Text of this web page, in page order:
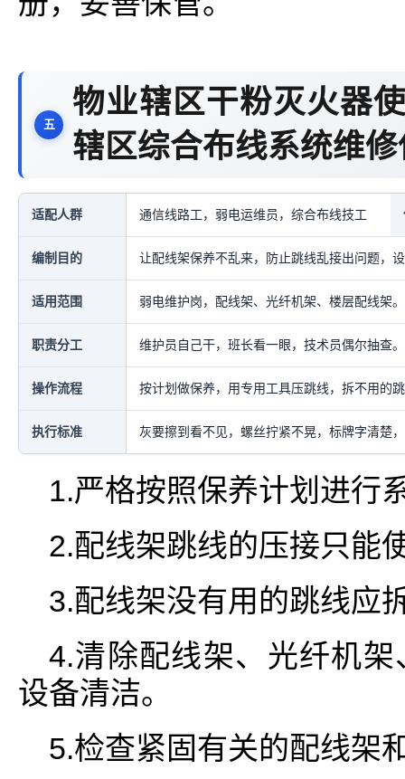
物业辖区干粉灭火器
辖区综合布线系统维
适配人群 通信线路工，弱电运维员，综合布线技工
编制目的 让配线架保养不乱来，防止跳线乱接出问题，
适用范围 弱电维护岗，配线架、光纤机架、楼层配线架。
职责分工 维护员自己干，班长看一眼，技术员偶尔抽查。
操作流程 按计划做保养，用专用工具压跳线，拆不用的
执行标准 灰要擦到看不见，螺丝拧紧不晃，标牌字清楚
1.严格按照保养计划进行
2.配线架跳线的压接只能
3.配线架没有用的跳线应
4.清除配线架、光纤机
设备清洁。
5.检查紧固有关的配线架